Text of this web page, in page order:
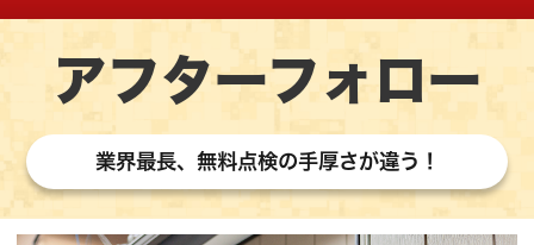
アフターフォロー
業界最長、無料点検の手厚さが違う！